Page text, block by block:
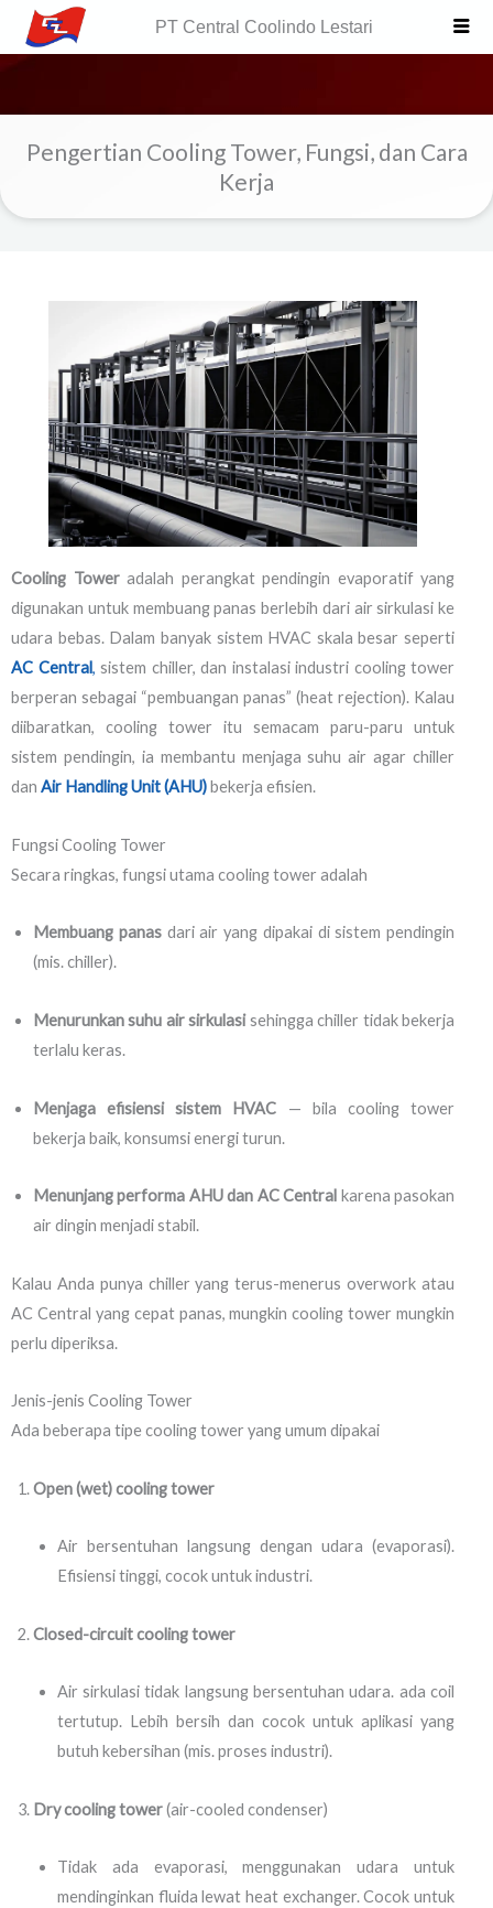
PT Central Coolindo Lestari
Pengertian Cooling Tower, Fungsi, dan Cara
Kerja
Cooling Tower adalah perangkat pendingin evaporatif yang
digunakan untuk membuang panas berlebih dari air sirkulasi ke
udara bebas. Dalam banyak sistem HVAC skala besar seperti
AC Central, sistem chiller, dan instalasi industri cooling tower
berperan sebagai “pembuangan panas” (heat rejection). Kalau
diibaratkan, cooling tower itu semacam paru-paru untuk
sistem pendingin, ia membantu menjaga suhu air agar chiller
dan Air Handling Unit (AHU)bekerja efisien.
Fungsi Cooling Tower
Secara ringkas, fungsi utama cooling tower adalah
Membuang panasdari air yang dipakai di sistem pendingin
(mis. chiller).
Menurunkan suhu air sirkulasisehingga chiller tidak bekerja
terlalu keras.
Menjaga efisiensi sistem HVAC — bila cooling tower
bekerja baik, konsumsi energi turun.
Menunjang performa AHU dan AC Central karena pasokan
air dingin menjadi stabil.
Kalau Anda punya chiller yang terus-menerus overwork atau
AC Central yang cepat panas, mungkin cooling tower mungkin
perlu diperiksa.
Jenis-jenis Cooling Tower
Ada beberapa tipe cooling tower yang umum dipakai
Open (wet) cooling tower
Air bersentuhan langsung dengan udara (evaporasi).
Efisiensi tinggi, cocok untuk industri.
Closed-circuit cooling tower
Air sirkulasi tidak langsung bersentuhan udara. ada coil
tertutup. Lebih bersih dan cocok untuk aplikasi yang
butuh kebersihan (mis. proses industri).
Dry cooling tower(air-cooled condenser)
Tidak ada evaporasi, menggunakan udara untuk
mendinginkan fluida lewat heat exchanger. Cocok untuk